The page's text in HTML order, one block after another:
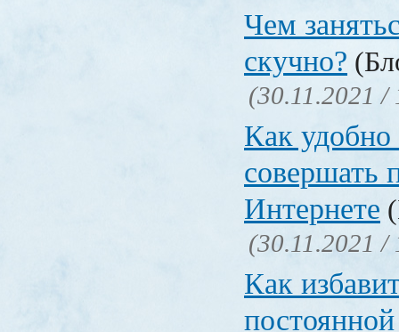
Чем
скучно?
(30.11.2021 /
Как удобно
совершать
Интернете
(30.11.2021 /
Как